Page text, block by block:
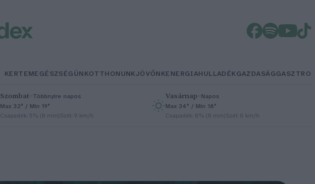
KERTEMEGÉSZSÉGÜNKOTTHONUNKJÖVŐNKENERGIAHULLADÉKGAZDASÁGGASZTRO
Szombat–Többnyire napos
Max 32° / Min 19°
Csapadék: 5% (0 mm)Szél: 9 km/h
Vasárnap–Napos
Max 34° / Min 18°
Csapadék: 0% (0 mm)Szél: 6 km/h